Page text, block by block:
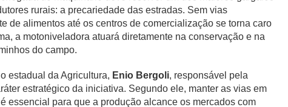
rurais: a precariedade das estradas. Sem vias
de alimentos até os centros de comercialização se torna caro
a motoniveladora atuará diretamente na conservação e na
do campo.
estadual da Agricultura, Enio Bergoli, responsável pela
estratégico da iniciativa. Segundo ele, manter as vias em
essencial para que a produção alcance os mercados com